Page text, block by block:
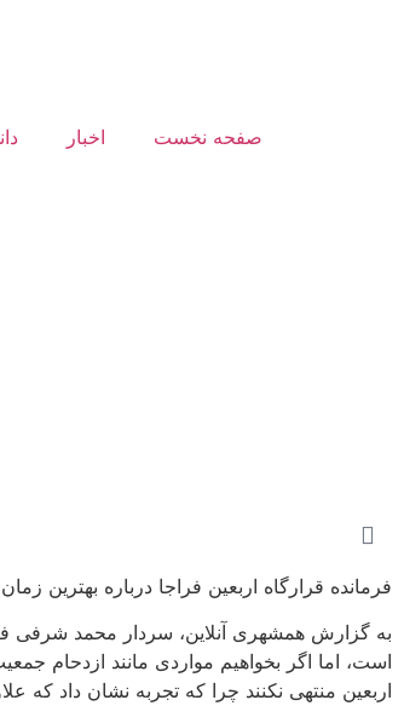
صفحه نخست اخبار
فرمانده قرارگاه اربعین فراجا درباره بهترین
به گزارش همشهری آنلاین، سردار محمد شرفی
است، اما اگر بخواهیم مواردی مانند ازدحام
اربعین منتهی نکنند چرا که تجربه نشان داد که